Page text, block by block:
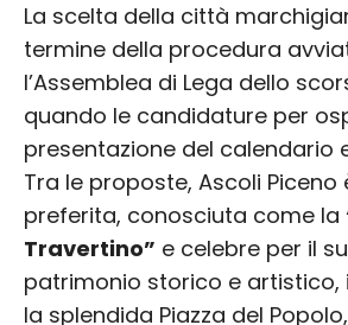
La scelta della città
termine della procedura
l’Assemblea di Lega dello
quando le candidature per
presentazione del calendario
Tra le proposte, Ascoli Piceno
preferita, conosciuta come la
Travertino” e celebre per il
patrimonio storico e artistico,
la splendida Piazza del